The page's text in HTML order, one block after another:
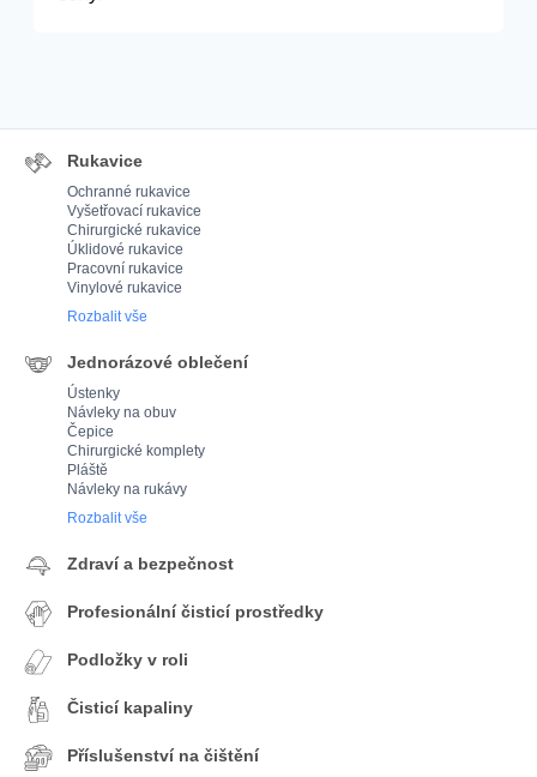
Rukavice
Ochranné rukavice
Vyšetřovací rukavice
Chirurgické rukavice
Úklidové rukavice
Pracovní rukavice
Vinylové rukavice
Rozbalit vše
Jednorázové oblečení
Ústenky
Návleky na obuv
Čepice
Chirurgické komplety
Pláště
Návleky na rukávy
Rozbalit vše
Zdraví a bezpečnost
Profesionální čisticí prostředky
Podložky v roli
Čisticí kapaliny
Příslušenství na čištění